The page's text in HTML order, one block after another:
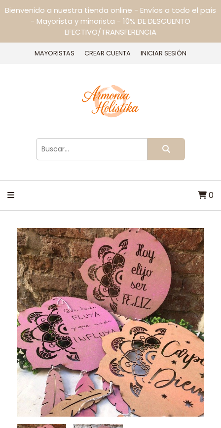
Bienvenido a nuestra tienda online - Envíos a todo el país
- Mayorista y minorista - 10% DE DESCUENTO
EFECTIVO/TRANSFERENCIA
MAYORISTAS CREAR CUENTA INICIAR SESIÓN
0